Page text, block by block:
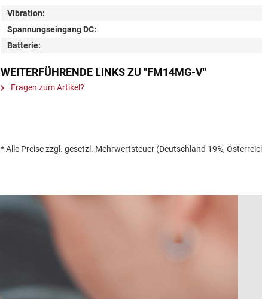
Vibration:
Spannungseingang DC:
Batterie:
WEITERFÜHRENDE LINKS ZU "FM14MG-V"
Fragen zum Artikel?
* Alle Preise zzgl. gesetzl. Mehrwertsteuer (Deutschland 19%,